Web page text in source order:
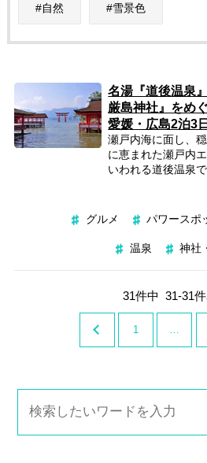
自然 雪景色
名湯『道後温泉
厳島神社』をめ
愛媛・広島2泊3
瀬戸内海に面し、
に恵まれた瀬戸内
いわれる道後温泉
グルメ パワースポ
温泉 神社
31件中 31-31
1